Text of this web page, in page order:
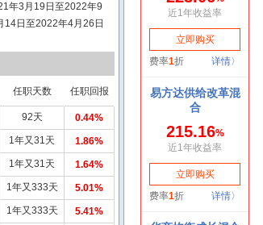
年3月19日至2022年9
14日至2022年4月26日
币市场基金基金经
,自2019年5月6日起任
富富鑫一年定期开放债
定期开放债券型发起
有中短债债券型证券
债债券型证券投资基
基金基金经理,2026年
理,具有基金从业资
任职天数 任职回报
92天 0.44%
1年又31天 1.86%
1年又31天 1.64%
1年又333天 5.01%
1年又333天 5.41%